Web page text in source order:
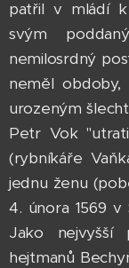
patřil v mládí k
svým
nemilosrdný
neměl
urozeným
Petr Vok
(rybníkáře
jednu ženu
4. února 1569
Jako nejvyšší
hejtmanů